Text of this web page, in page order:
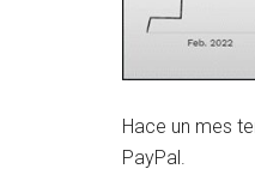
Hace un mes
PayPal.